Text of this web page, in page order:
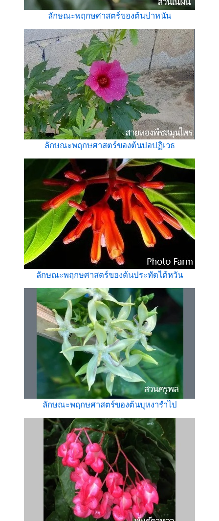
ลักษณะพฤกษศาสตร์ของต้นปาหนัน
ลักษณะพฤกษศาสตร์ของต้นปอปฏิเวธ
ลักษณะพฤกษศาสตร์ของต้นประทัดไต้หวัน
ลักษณะพฤกษศาสตร์ของต้นบุหงารำไป